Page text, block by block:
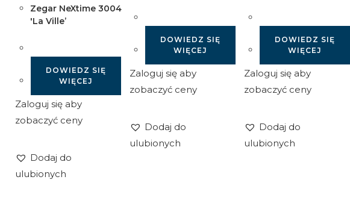
Zegar NeXtime 3004
'La Ville’
DOWIEDZ SIĘ
WIĘCEJ
Zaloguj się aby
zobaczyć ceny
Dodaj do
ulubionych
DOWIEDZ SIĘ
WIĘCEJ
Zaloguj się aby
zobaczyć ceny
Dodaj do
ulubionych
DOWIEDZ SIĘ
WIĘCEJ
Zaloguj się aby
zobaczyć ceny
Dodaj do
ulubionych